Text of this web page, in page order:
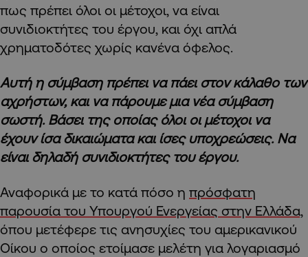
πως πρέπει όλοι οι μέτοχοι, να είναι
συνιδιοκτήτες του έργου, και όχι απλά
χρηματοδότες χωρίς κανένα όφελος.
Αυτή η σύμβαση πρέπει να πάει στον κάλαθο των
αχρήστων, και να πάρουμε μια νέα σύμβαση
σωστή. Βάσει της οποίας όλοι οι μέτοχοι να
έχουν ίσα δικαιώματα και ίσες υποχρεώσεις. Να
είναι δηλαδή συνιδιοκτήτες του έργου.
Αναφορικά με το κατά πόσο η πρόσφατη
παρουσία του Υπουργού Ενεργείας στην Ελλάδα,
όπου μετέφερε τις ανησυχίες του αμερικανικού
Οίκου ο οποίος ετοίμασε μελέτη για λογαριασμό